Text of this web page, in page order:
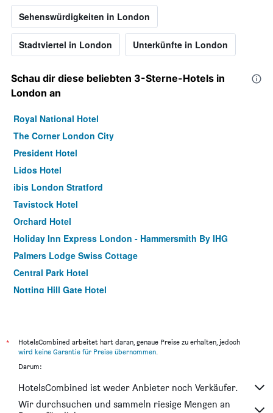
Sehenswürdigkeiten in London
Stadtviertel in London Unterkünfte in London
Schau dir diese beliebten 3-Sterne-Hotels in
London an
Royal National Hotel
The Corner London City
President Hotel
Lidos Hotel
ibis London Stratford
Tavistock Hotel
Orchard Hotel
Holiday Inn Express London - Hammersmith By IHG
Palmers Lodge Swiss Cottage
Central Park Hotel
Notting Hill Gate Hotel
St Giles London A St Giles Hotel
Commodore Hotel
Euston Square Hotel
Heeton Concept Hotel - Kensington London
*
HotelsCombined arbeitet hart daran, genaue Preise zu erhalten, jedoch
wird keine Garantie für Preise übernommen.
Darum:
HotelsCombined ist weder Anbieter noch Verkäufer.
Wir durchsuchen und sammeln riesige Mengen an